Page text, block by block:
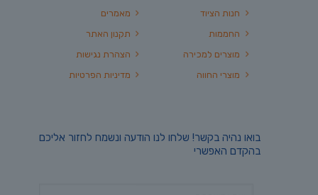
מאמרים
תקנון האתר
הצהרת נגישות
מדיניות הפרטיות
חנות הציוד
החממות
מוצרים למכירה
מוצרי החווה
בואו נהיה בקשר! שלחו לנו הודעה ונשמח לחזור אליכם
בהקדם האפשרי